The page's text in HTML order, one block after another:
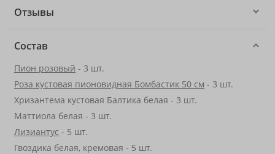
Отзывы
Состав
Пион розовый - 3 шт.
Роза кустовая пионовидная Бомбастик 50 см - 3 шт.
Хризантема кустовая Балтика белая - 3 шт.
Маттиола белая - 3 шт.
Лизиантус - 5 шт.
Гвоздика белая, кремовая - 5 шт.